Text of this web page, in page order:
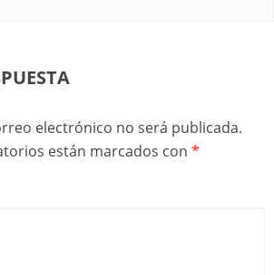
electrónico no será publicada.
están marcados con *